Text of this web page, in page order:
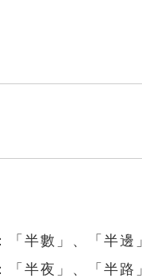
半數」、「半邊
半夜」、「半路